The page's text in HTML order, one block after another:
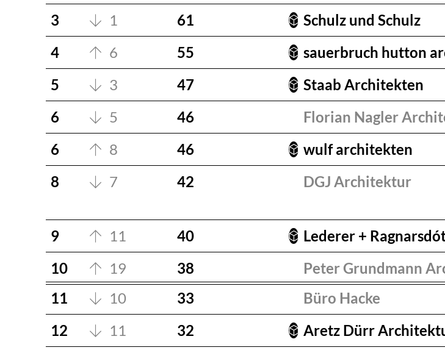
3
1 61 Schulz und Schulz
4
6 55 sauerbruch hutton
5
3 47 Staab Architekten
6
5 46 Florian Nagler
6
8 46 wulf architekten
8
7 42 DGJ Architektur
9
11 40 Lederer +
10
19 38 Peter Grundmann
11
10 33 Büro Hacke
12
11 32 Aretz Dürr